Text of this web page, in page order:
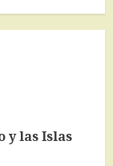
y las Islas